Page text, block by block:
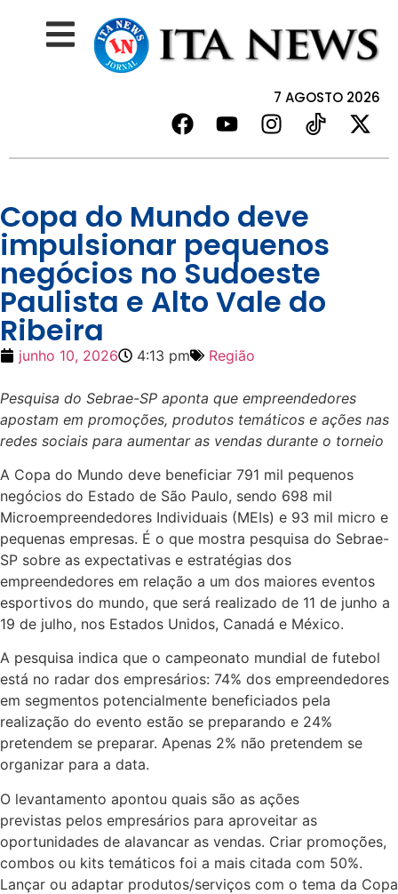
7 AGOSTO 2026
Copa do Mundo deve
impulsionar pequenos
negócios no Sudoeste
Paulista e Alto Vale do
Ribeira
junho 10, 2026 4:13 pm Região
Pesquisa do Sebrae-SP aponta que empreendedores
apostam em promoções, produtos temáticos e ações nas
redes sociais para aumentar as vendas durante o torneio
A Copa do Mundo deve beneficiar 791 mil pequenos
negócios do Estado de São Paulo, sendo 698 mil
Microempreendedores Individuais (MEIs) e 93 mil micro e
pequenas empresas. É o que mostra pesquisa do Sebrae-
SP sobre as expectativas e estratégias dos
empreendedores em relação a um dos maiores eventos
esportivos do mundo, que será realizado de 11 de junho a
19 de julho, nos Estados Unidos, Canadá e México.
A pesquisa indica que o campeonato mundial de futebol
está no radar dos empresários: 74% dos empreendedores
em segmentos potencialmente beneficiados pela
realização do evento estão se preparando e 24%
pretendem se preparar. Apenas 2% não pretendem se
organizar para a data.
O levantamento apontou quais são as ações
previstas pelos empresários para aproveitar as
oportunidades de alavancar as vendas. Criar promoções,
combos ou kits temáticos foi a mais citada com 50%.
Lançar ou adaptar produtos/serviços com o tema da Copa